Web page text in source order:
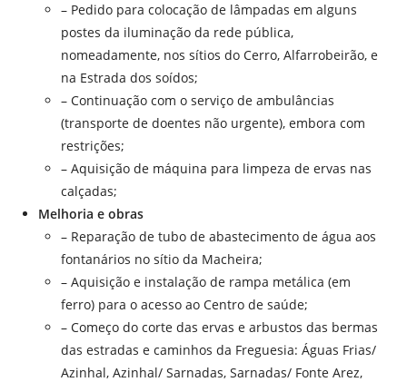
– Pedido para colocação de lâmpadas em alguns
postes da iluminação da rede pública,
nomeadamente, nos sítios do Cerro, Alfarrobeirão, e
na Estrada dos soídos;
– Continuação com o serviço de ambulâncias
(transporte de doentes não urgente), embora com
restrições;
– Aquisição de máquina para limpeza de ervas nas
calçadas;
Melhoria e obras
– Reparação de tubo de abastecimento de água aos
fontanários no sítio da Macheira;
– Aquisição e instalação de rampa metálica (em
ferro) para o acesso ao Centro de saúde;
– Começo do corte das ervas e arbustos das bermas
das estradas e caminhos da Freguesia: Águas Frias/
Azinhal, Azinhal/ Sarnadas, Sarnadas/ Fonte Arez,